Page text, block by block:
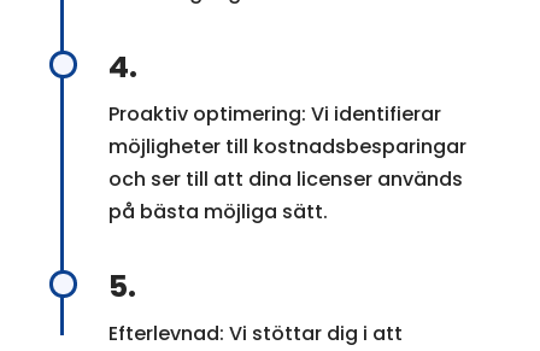
4.
Proaktiv optimering: Vi identifierar
möjligheter till kostnadsbesparingar
och ser till att dina licenser används
på bästa möjliga sätt.
5.
Efterlevnad: Vi stöttar dig i att